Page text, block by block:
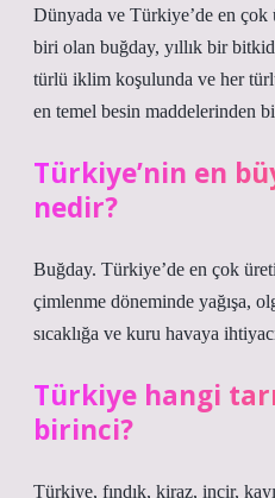
Dünyada ve Türkiye’de en çok
biri olan buğday, yıllık bir
türlü iklim koşulunda ve her
en temel besin maddelerinden
Türkiye’nin en
nedir?
Buğday. Türkiye’de en çok
çimlenme döneminde yağışa,
sıcaklığa ve kuru havaya
Türkiye hangi
birinci?
Türkiye, fındık, kiraz, incir,